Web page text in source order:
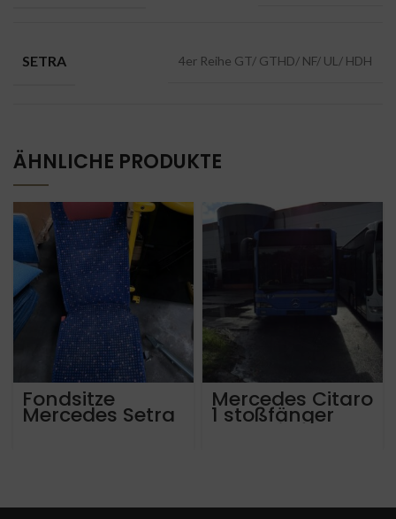
SETRA 4er Reihe GT/ GTHD/ NF/ UL/ HDH
ÄHNLICHE PRODUKTE
Fondsitze
Mercedes Setra
alle Modelle ab
Mercedes Citaro
1 stoßfänger
vorne links